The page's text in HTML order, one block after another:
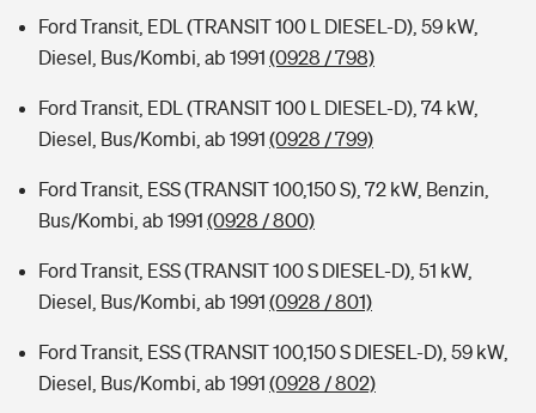
Ford Transit, EDL (TRANSIT 100 L DIESEL-D), 59 kW,
Diesel, Bus/Kombi, ab 1991 (0928 / 798)
Ford Transit, EDL (TRANSIT 100 L DIESEL-D), 74 kW,
Diesel, Bus/Kombi, ab 1991 (0928 / 799)
Ford Transit, ESS (TRANSIT 100,150 S), 72 kW, Benzin,
Bus/Kombi, ab 1991 (0928 / 800)
Ford Transit, ESS (TRANSIT 100 S DIESEL-D), 51 kW,
Diesel, Bus/Kombi, ab 1991 (0928 / 801)
Ford Transit, ESS (TRANSIT 100,150 S DIESEL-D), 59 kW,
Diesel, Bus/Kombi, ab 1991 (0928 / 802)